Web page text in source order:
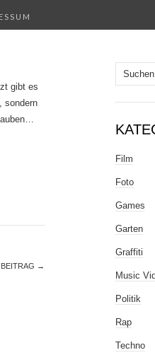
gibt es
sondern
→
Suche
nach:
Film
Foto
Games
Garten
Graffiti
Music
Politik
Rap
Techno